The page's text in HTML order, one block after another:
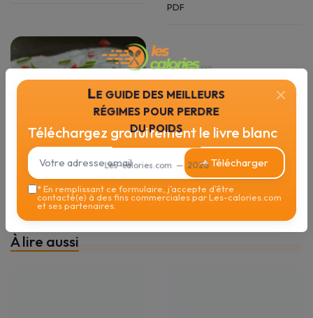
PDF
Oeufs •
30/11/2025
Oeuf au plat
À lire aussi
Le guide des meilleurs
régimes pour perdre
du poids
Les-calories.com — 2026
Téléchargez gratuitement le livre blanc
➔ Télécharger
*En remplissant ce formulaire, j’accepte d’être
contacté(e) à des fins commerciales par Les-calories.com
et ses partenaires.